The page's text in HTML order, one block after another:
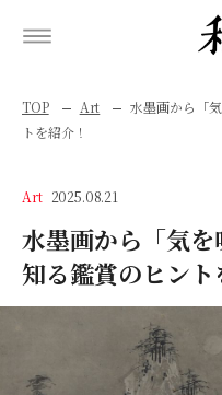
TOP Art
水墨画から「
トを紹介！
Art 2025.08.21
水墨画から「気
知る鑑賞のヒント